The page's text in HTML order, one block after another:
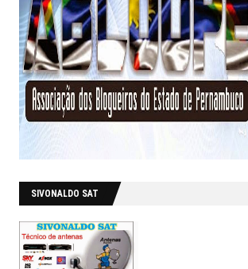
SIVONALDO SAT